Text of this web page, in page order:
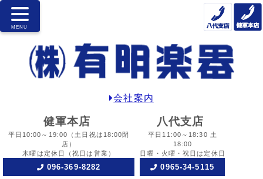
会社案内
健軍本店
平日10:00～19:00
（土日祝は18:00閉
店）
木曜は定休日
（祝日は営業）
096-369-8282
八代支店
平日11:00～18:30 土
18:00
日曜・火曜・祝日は定休日
0965-34-5115